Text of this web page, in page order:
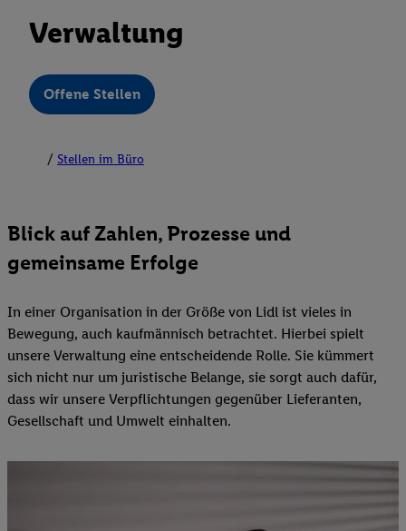
Verwaltung
Offene Stellen
Stellen im Büro
Blick auf Zahlen, Prozesse und
gemeinsame Erfolge
In einer Organisation in der Größe von Lidl ist vieles in
Bewegung, auch kaufmännisch betrachtet. Hierbei spielt
unsere Verwaltung eine entscheidende Rolle. Sie kümmert
sich nicht nur um juristische Belange, sie sorgt auch dafür,
dass wir unsere Verpflichtungen gegenüber Lieferanten,
Gesellschaft und Umwelt einhalten.